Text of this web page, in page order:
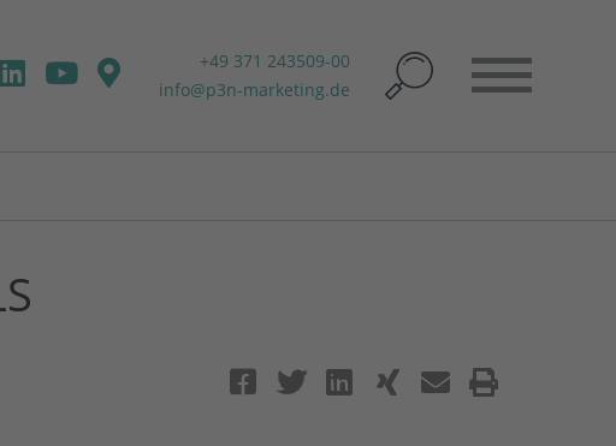
+49 371 243509-00
info@p3n-marketing.de